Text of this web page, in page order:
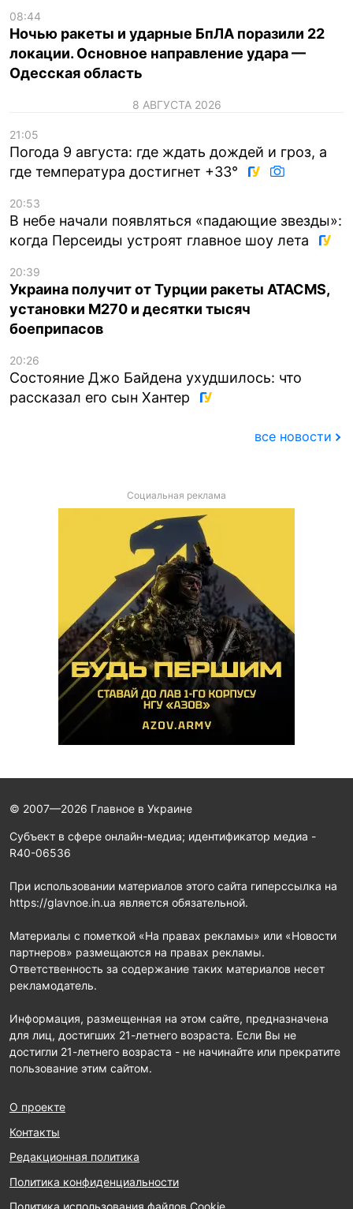
08:44
Ночью ракеты и ударные БпЛА поразили 22
локации. Основное направление удара —
Одесская область
8 АВГУСТА 2026
21:05
Погода 9 августа: где ждать дождей и гроз, а
где температура достигнет +33°
20:53
В небе начали появляться «падающие звезды»:
когда Персеиды устроят главное шоу лета
20:39
Украина получит от Турции ракеты ATACMS,
установки M270 и десятки тысяч
боеприпасов
20:26
Состояние Джо Байдена ухудшилось: что
рассказал его сын Хантер
все новости
Социальная реклама
© 2007—2026 Главное в Украине
Субъект в сфере онлайн-медиа; идентификатор медиа -
R40-06536
При использовании материалов этого сайта гиперссылка на
https://glavnoe.in.ua является обязательной.
Материалы с пометкой «На правах рекламы» или «Новости
партнеров» размещаются на правах рекламы.
Ответственность за содержание таких материалов несет
рекламодатель.
Информация, размещенная на этом сайте, предназначена
для лиц, достигших 21-летнего возраста. Если Вы не
достигли 21-летнего возраста - не начинайте или прекратите
пользование этим сайтом.
О проекте
Контакты
Редакционная политика
Политика конфиденциальности